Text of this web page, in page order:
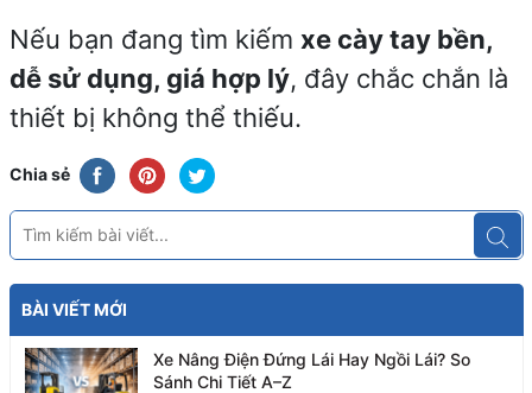
Nếu bạn đang tìm kiếm xe cày tay bền,
dễ sử dụng, giá hợp lý, đây chắc chắn là
thiết bị không thể thiếu.
Chia sẻ
BÀI VIẾT MỚI
Xe Nâng Điện Đứng Lái Hay Ngồi Lái? So
Sánh Chi Tiết A–Z